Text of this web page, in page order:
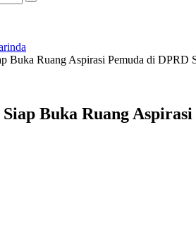
Buka Ruang Aspirasi Pemuda di DPRD
Buka Ruang